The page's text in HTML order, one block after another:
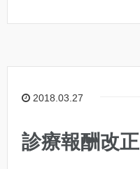
2018.03.27
診療報酬改正